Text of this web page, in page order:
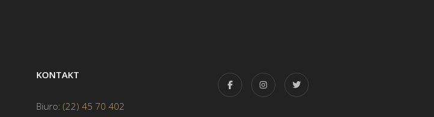
KONTAKT
Biuro: (22) 45 70 402